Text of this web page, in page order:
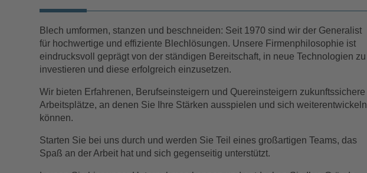
Blech umformen, stanzen und beschneiden: Seit 1970 sind wir der Generalist
für hochwertige und effiziente Blechlösungen. Unsere Firmenphilosophie ist
eindrucksvoll geprägt von der ständigen Bereitschaft, in neue Technologien zu
investieren und diese erfolgreich einzusetzen.
Wir bieten Erfahrenen, Berufseinsteigern und Quereinsteigern zukunftssichere
Arbeitsplätze, an denen Sie Ihre Stärken ausspielen und sich weiterentwickeln
können.
Starten Sie bei uns durch und werden Sie Teil eines großartigen Teams, das
Spaß an der Arbeit hat und sich gegenseitig unterstützt.